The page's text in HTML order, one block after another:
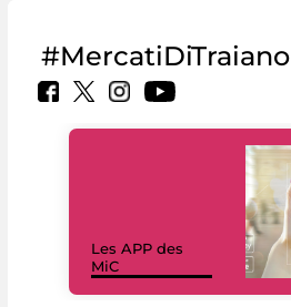
#MercatiDiTraiano
Les APP des
MiC